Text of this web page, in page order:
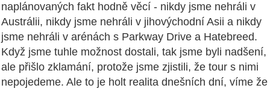
naplánovaných fakt hodně věcí - nikdy jsme nehráli v
Austrálii, nikdy jsme nehráli v jihovýchodní Asii a nikdy
jsme nehráli v arénách s Parkway Drive a Hatebreed.
Když jsme tuhle možnost dostali, tak jsme byli nadšení,
ale přišlo zklamání, protože jsme zjistili, že tour s nimi
nepojedeme. Ale to je holt realita dnešních dní, víme že